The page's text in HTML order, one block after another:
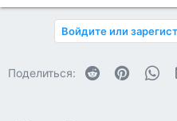
Войдите или
Поделиться: Reddit Pinterest